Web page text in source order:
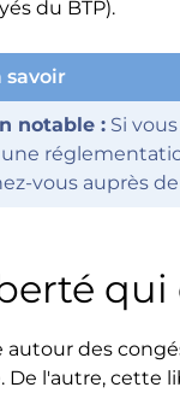
du BTP).
savoir
notable : Si
vous auprès
autour des
l'autre, cette